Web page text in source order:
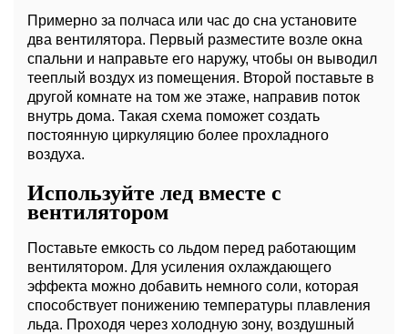
Примерно за полчаса или час до сна установите
два вентилятора. Первый разместите возле окна
спальни и направьте его наружу, чтобы он выводил
тееплый воздух из помещения. Второй поставьте в
другой комнате на том же этаже, направив поток
внутрь дома. Такая схема поможет создать
постоянную циркуляцию более прохладного
воздуха.
Используйте лед вместе с
вентилятором
Поставьте емкость со льдом перед работающим
вентилятором. Для усиления охлаждающего
эффекта можно добавить немного соли, которая
способствует понижению температуры плавления
льда. Проходя через холодную зону, воздушный